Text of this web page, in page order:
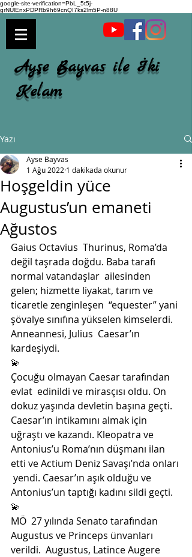
google-site-verification=PbL_5t5j-
grNUlEnxPDPRb9h69cnQI7ks2lm5P-n88U
Ayşe Bayvas ile İki
Kelam
Yazı
Hoşgeldin yüce
Augustus’un emaneti
Ağustos
Ayse Bayvas
1 Ağu 2022 1 dakikada okunur
Gaius Octavius  Thurinus, Roma’da
değil taşrada doğdu. Baba tarafı
normal vatandaşlar  ailesinden
gelen; hizmette liyakat, tarım ve
ticaretle zenginleşen  “equester” yani
şövalye sınıfına yükselen kimselerdi.
Anneannesi, Julius  Caesar’ın
kardeşiydi.
💫
Çocuğu olmayan Caesar tarafından
evlat  edinildi ve mirasçısı oldu. On
dokuz yaşında devletin başına geçti.
Caesar’ın intikamını almak için
uğraştı ve kazandı. Kleopatra ve
Antonius’u Roma’nın düşmanı ilan
etti ve Actium Deniz Savaşı’nda onları
yendi. Caesar’ın aşık olduğu ve
Antonius’un taptığı kadını sildi geçti.
💫
MÖ  27 yılında Senato tarafından
Augustus ve Princeps ünvanları
verildi.  Augustus, Latince Augere